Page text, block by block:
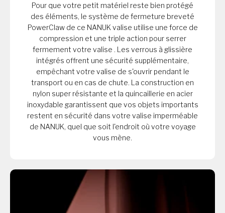
Pour que votre petit matériel reste bien protégé
des éléments, le système de fermeture breveté
PowerClaw de ce NANUK valise utilise une force de
compression et une triple action pour serrer
fermement votre valise . Les verrous à glissière
intégrés offrent une sécurité supplémentaire,
empêchant votre valise de s'ouvrir pendant le
transport ou en cas de chute. La construction en
nylon super résistante et la quincaillerie en acier
inoxydable garantissent que vos objets importants
restent en sécurité dans votre valise imperméable
de NANUK, quel que soit l'endroit où votre voyage
vous mène.